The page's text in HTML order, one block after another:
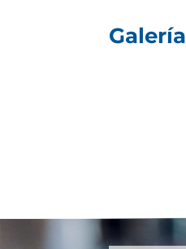
Galería